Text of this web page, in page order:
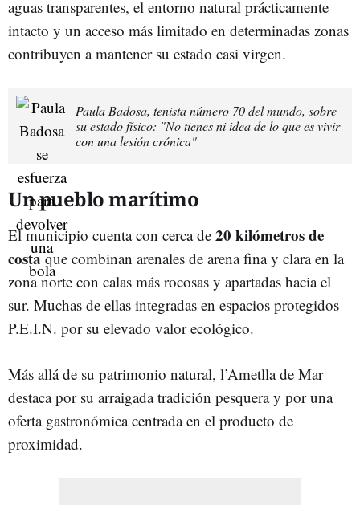
aguas transparentes, el entorno natural prácticamente
intacto y un acceso más limitado en determinadas zonas
contribuyen a mantener su estado casi virgen.
Paula Badosa, tenista número 70 del mundo, sobre
su estado físico: "No tienes ni idea de lo que es vivir
con una lesión crónica"
Un pueblo marítimo
El municipio cuenta con cerca de 20 kilómetros de
costaque combinan arenales de arena fina y clara en la
zona norte con calas más rocosas y apartadas hacia el
sur. Muchas de ellas integradas en espacios protegidos
P.E.I.N. por su elevado valor ecológico.
Más allá de su patrimonio natural, l’Ametlla de Mar
destaca por su arraigada tradición pesquera y por una
oferta gastronómica centrada en el producto de
proximidad.